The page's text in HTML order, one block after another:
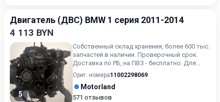
Двигатель (ДВС) BMW 1 серия 2011-2014
4 113 BYN
5
Собственный склад хранения, более 600 тыс.
запчастей в наличии. Проверочный срок.
Доставка по РБ, на ПВЗ - бесплатно. Для
получения актуальн...
Ориг. номера11002298069
Motorland
571 отзывов